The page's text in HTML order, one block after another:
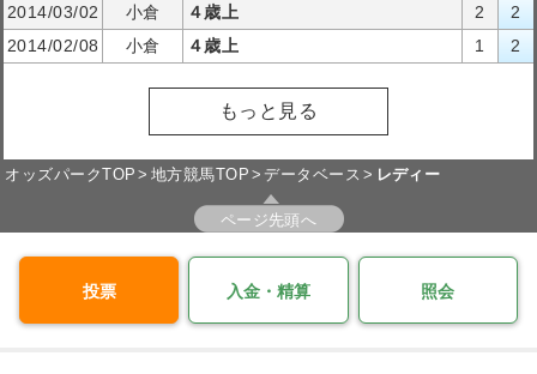
2014/03/02
小倉 ４歳上 2
2
2014/02/08
小倉 ４歳上 1 2
もっと見る
オッズパークTOP 地方競馬TOP データベース レディー
ページ先頭へ
投票 入金・精算 照会